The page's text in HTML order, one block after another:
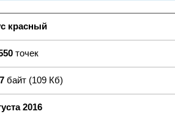
красный
точек
байт (109 Кб)
2016